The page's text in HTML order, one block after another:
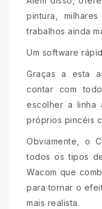
pintura,
trabalhos ainda
Um software
Graças a esta
contar com
escolher a linha
próprios pincéis
Obviamente, o
todos os tipos
Wacom que
para tornar o
mais realista.